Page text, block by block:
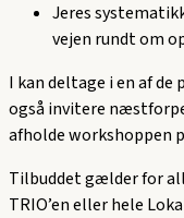
Jeres
vejen rundt om
I kan deltage i en af de
også invitere
afholde workshoppen
Tilbuddet gælder for
TRIO’en eller hele